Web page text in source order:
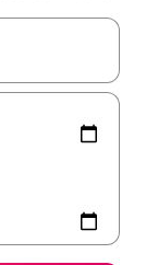
les en utilisant